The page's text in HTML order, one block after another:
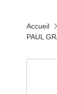
Accueil
PAUL